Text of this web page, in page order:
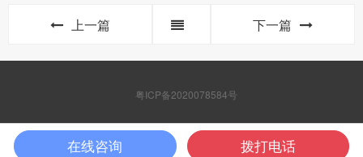
上一篇 下一篇
粤ICP备2020078584号
在线咨询 拨打电话